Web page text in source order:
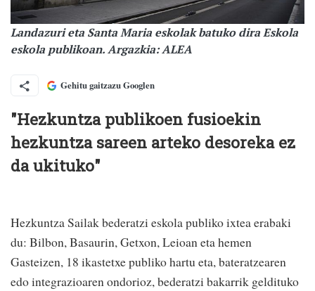
Landazuri eta Santa Maria eskolak batuko dira Eskola
eskola publikoan. Argazkia: ALEA
Gehitu gaitzazu Googlen
"Hezkuntza publikoen fusioekin
hezkuntza sareen arteko desoreka ez
da ukituko"
Hezkuntza Sailak bederatzi eskola publiko ixtea erabaki
du: Bilbon, Basaurin, Getxon, Leioan eta hemen
Gasteizen, 18 ikastetxe publiko hartu eta, bateratzearen
edo integrazioaren ondorioz, bederatzi bakarrik geldituko